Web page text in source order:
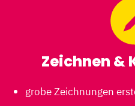
Zeichnen &
grobe Zeichnungen